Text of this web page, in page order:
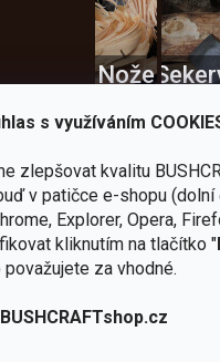
s využíváním
zlepšovat kvalitu
v patičce e-shopu (dolní
Explorer, Opera,
kliknutím na tlačítko "
za vhodné.
BUSHCRAFTshop.cz
Nože
Celty a